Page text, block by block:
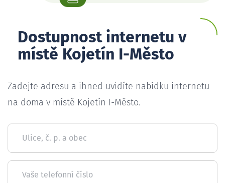
Dostupnost internetu v
místě Kojetín I-Město
Zadejte adresu a ihned uvidíte nabídku internetu
na doma v místě Kojetín I-Město.
Ulice, č. p. a obec
Vaše telefonní číslo